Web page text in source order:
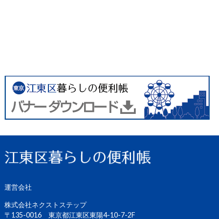
運営会社
株式会社ネクストステップ
〒135-0016 東京都江東区東陽4-10-7-2F